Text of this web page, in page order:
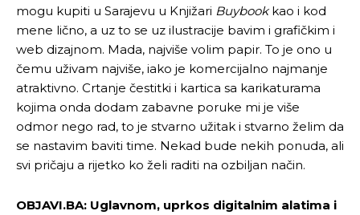
Pusti priču da živi!
Ovim putem želimo da vam se zahvalimo što ste
odlučili da pustite Vašu priču da živi, Redakcija
Pusti priču da živi!
Ovim putem želimo da vam se zahvalimo što ste
odlučili da pustite Vašu priču da živi, Redakcija
mogu kupiti u Sarajevu u Knjižari Buybookkao i kod
mene lično, a uz to se uz ilustracije bavim i grafičkim i
web dizajnom. Mada, najviše volim papir. To je ono u
čemu uživam najviše, iako je komercijalno najmanje
atraktivno. Crtanje čestitki i kartica sa karikaturama
kojima onda dodam zabavne poruke mi je više
odmor nego rad, to je stvarno užitak i stvarno želim da
se nastavim baviti time. Nekad bude nekih ponuda, ali
svi pričaju a rijetko ko želi raditi na ozbiljan način.
OBJAVI.BA: Uglavnom, uprkos digitalnim alatima i